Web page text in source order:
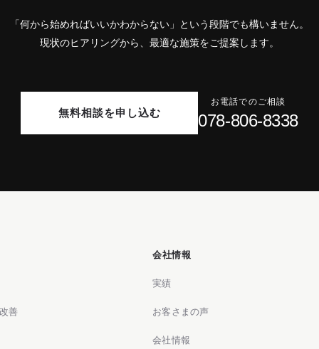
「何から始めればいいかわからない」という段階でも構いません。
現状のヒアリングから、最適な施策をご提案します。
無料相談を申し込む
お電話でのご相談
078-806-8338
善
会社情報
実績
お客さまの声
会社情報